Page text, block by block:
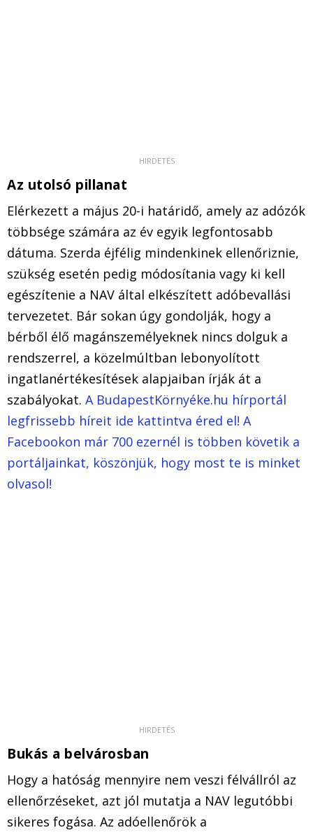
Az utolsó pillanat
Elérkezett a május 20-i határidő, amely az adózók
többsége számára az év egyik legfontosabb
dátuma. Szerda éjfélig mindenkinek ellenőriznie,
szükség esetén pedig módosítania vagy ki kell
egészítenie a NAV által elkészített adóbevallási
tervezetet. Bár sokan úgy gondolják, hogy a
bérből élő magánszemélyeknek nincs dolguk a
rendszerrel, a közelmúltban lebonyolított
ingatlanértékesítések alapjaiban írják át a
szabályokat. A BudapestKörnyéke.hu hírportál
legfrissebb híreit ide kattintva éred el! A
Facebookon már 700 ezernél is többen követik a
portáljainkat, köszönjük, hogy most te is minket
olvasol!
Bukás a belvárosban
Hogy a hatóság mennyire nem veszi félvállról az
ellenőrzéseket, azt jól mutatja a NAV legutóbbi
sikeres fogása. Az adóellenőrök a